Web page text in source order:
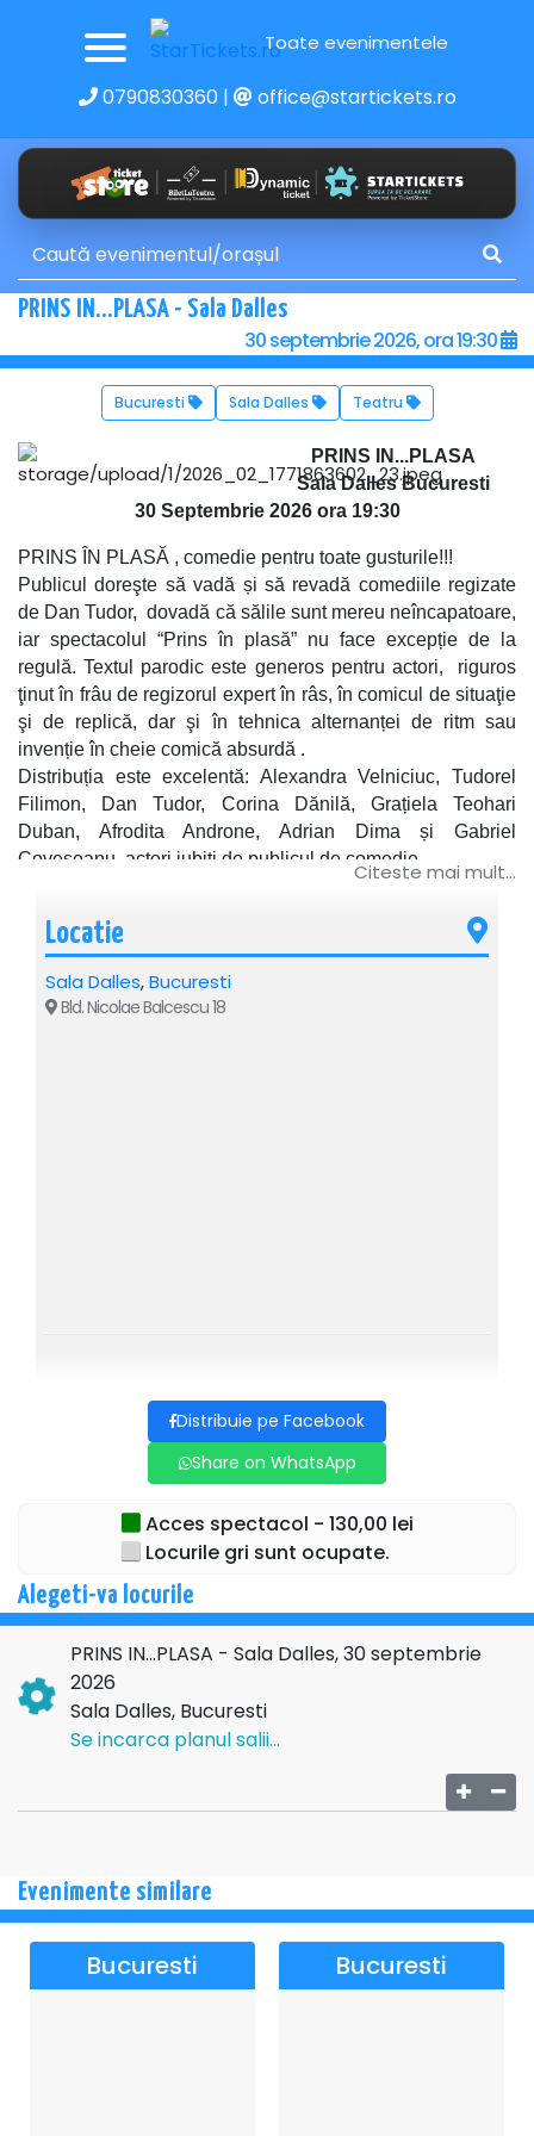
Toate evenimentele
0790830360| office@startickets.ro
PRINS IN...PLASA - Sala Dalles
30 septembrie 2026, ora 19:30
Bucuresti Sala Dalles Teatru
PRINS IN...PLASA
Sala Dalles Bucuresti
30 Septembrie 2026 ora 19:30
PRINS ÎN PLASĂ , comedie pentru toate gusturile!!!
Publicul doreşte să vadă și să revadă comediile regizate
de Dan Tudor, dovadă că sălile sunt mereu neîncapatoare,
iar spectacolul “Prins în plasă” nu face excepție de la
regulă. Textul parodic este generos pentru actori, riguros
ţinut în frâu de regizorul expert în râs, în comicul de situaţie
şi de replică, dar şi în tehnica alternanței de ritm sau
invenție în cheie comică absurdă .
Distribuția este excelentă: Alexandra Velniciuc, Tudorel
Filimon, Dan Tudor, Corina Dănilă, Grațiela Teohari
Duban, Afrodita Androne, Adrian Dima și Gabriel
Coveșeanu, actori iubiți de publicul de comedie,
nemaipomenitele întâmplări imaginate de regizor. Vă
invităm să fiți martorii unui spectacol incendiar în care soția
misterioase… în propria casă! O serie de personaje vor
Citeste mai mult...
Locatie
Sala Dalles,Bucuresti
Bld. Nicolae Balcescu 18
Distribuie pe Facebook
Share on WhatsApp
Acces spectacol - 130,00 lei
Locurile gri sunt ocupate.
Alegeti-va locurile
PRINS IN...PLASA - Sala Dalles, 30 septembrie
2026
Sala Dalles, Bucuresti
Se incarca planul salii...
Evenimente similare
Bucuresti Bucuresti